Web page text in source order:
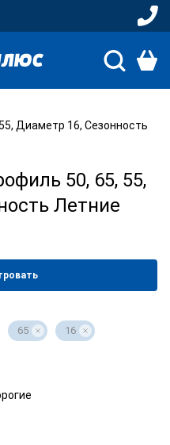
Диаметр 16, Сезонность
50, 65, 55,
Летние
65 16